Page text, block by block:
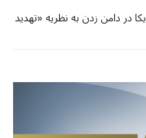
در دامن زدن به نظریه «تهدید